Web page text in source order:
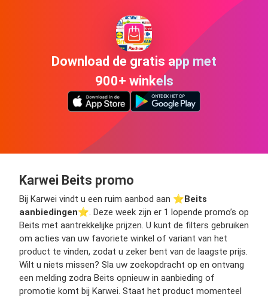
Download de gratis app met
900+ winkels
Karwei Beits promo
Bij Karwei vindt u een ruim aanbod aan ⭐️Beits
aanbiedingen⭐️. Deze week zijn er 1 lopende promo’s op
Beits met aantrekkelijke prijzen. U kunt de filters gebruiken
om acties van uw favoriete winkel of variant van het
product te vinden, zodat u zeker bent van de laagste prijs.
Wilt u niets missen? Sla uw zoekopdracht op en ontvang
een melding zodra Beits opnieuw in aanbieding of
promotie komt bij Karwei. Staat het product momenteel